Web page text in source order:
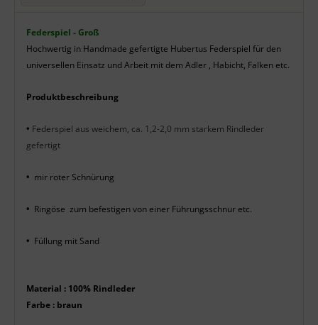
Produktbeschreibung
Federspiel - Groß
Hochwertig in Handmade gefertigte Hubertus Federspiel für den
universellen Einsatz und Arbeit mit dem Adler , Habicht, Falken etc.
Produktbeschreibung
• Federspiel aus weichem, ca. 1,2-2,0 mm starkem Rindleder
gefertigt
• mir roter Schnürung
• Ringöse zum befestigen von einer Führungsschnur etc.
• Füllung mit Sand
Material : 100% Rindleder
Farbe : braun